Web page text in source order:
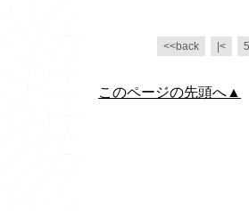
<<back |<
このページの先頭へ▲